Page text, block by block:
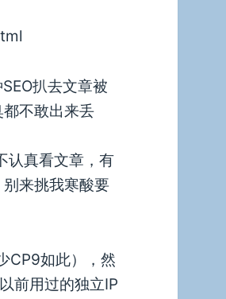
扒去文章被
不敢出来丢
认真看文章，有
来挑我寒酸要
CP9如此），然
前用过的独立IP